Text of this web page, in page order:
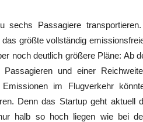
Passagiere
größte vollständig
noch deutlich größere Pläne: Ab
und einer
im Flugverkehr
Denn das Startup geht aktuell
halb so hoch liegen wie bei